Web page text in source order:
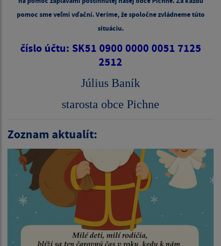
pomoc sme veľmi vďační. Veríme, že spoločne zvládneme túto
situáciu.
číslo účtu: SK51 0900 0000 0051 7125
2512
Július Baník
starosta obce Pichne
Zoznam aktualít: